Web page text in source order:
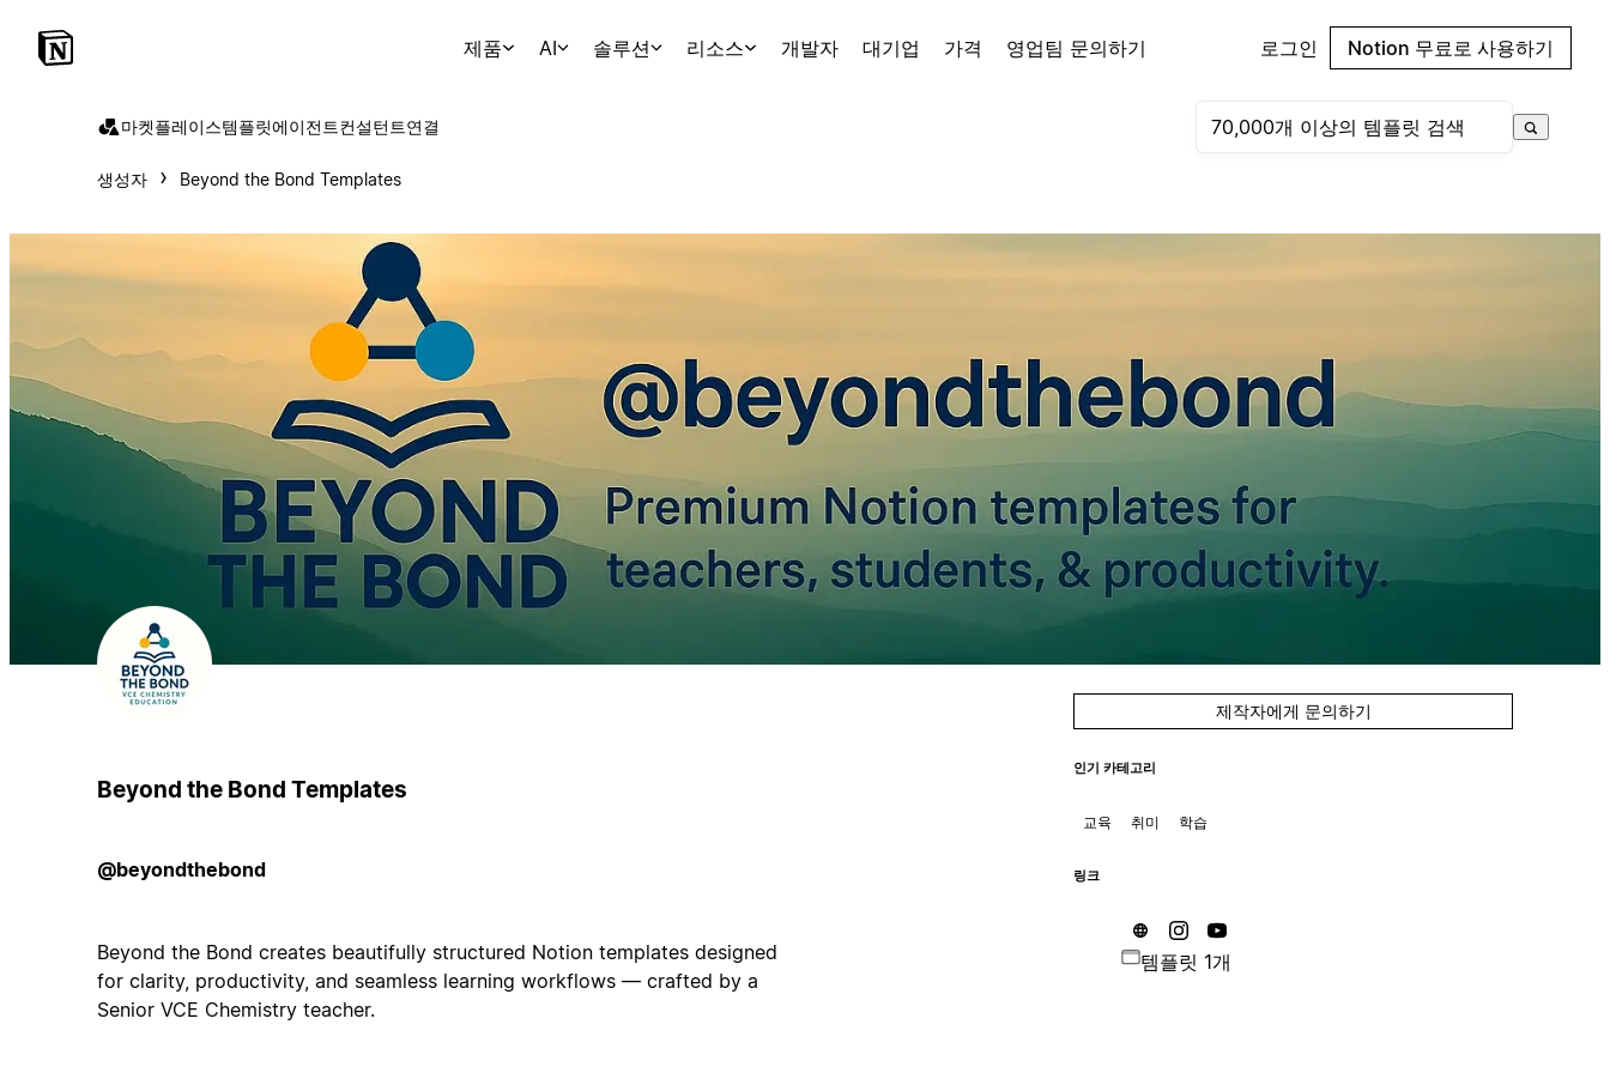
제품 AI 솔루션 리소스 개발자 대기업 가격 영업팀 문의하기 로그인 Notion 무료로 사용하기
마켓플레이스템플릿에이전트컨설턴트연결
생성자 Beyond the Bond Templates
Beyond the Bond Templates
@beyondthebond
Beyond the Bond creates beautifully structured Notion templates designed
for clarity, productivity, and seamless learning workflows — crafted by a
Senior VCE Chemistry teacher.
제작자에게 문의하기
인기 카테고리
교육 취미 학습
링크
템플릿 1개